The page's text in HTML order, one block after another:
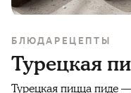
БЛЮДА РЕЦЕПТЫ
Турецкая
Турецкая пицца пиде